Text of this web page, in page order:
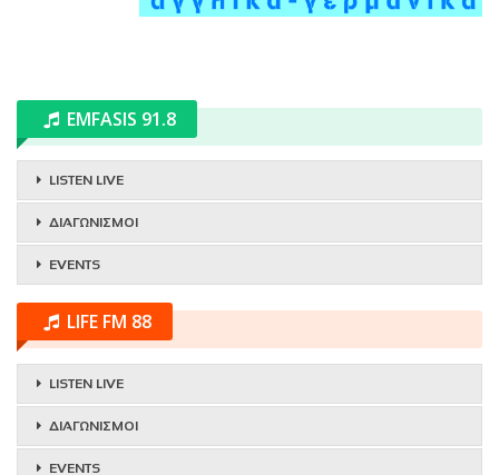
EMFASIS 91.8
LISTEN LIVE
ΔΙΑΓΩΝΙΣΜΟΙ
EVENTS
LIFE FM 88
LISTEN LIVE
ΔΙΑΓΩΝΙΣΜΟΙ
EVENTS